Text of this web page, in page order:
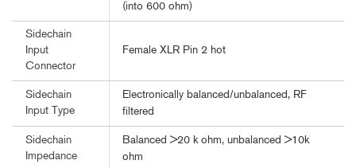
(into 600 ohm)
Sidechain
Input
Connector
Female XLR Pin 2 hot
Sidechain
Input Type
Electronically balanced/unbalanced, RF
filtered
Sidechain
Impedance
Balanced >20 k ohm, unbalanced >10k
ohm